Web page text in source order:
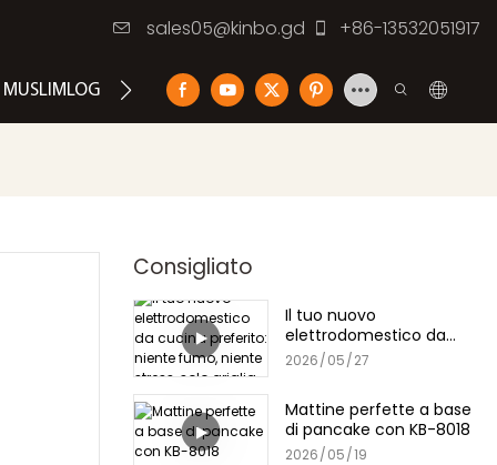
sales05@kinbo.gd +86-13532051917
MUSLIMLOG CONTATTACI
Consigliato
Il tuo nuovo
elettrodomestico da
cucina preferito: niente
2026 05 27
Mattine perfette a base
di pancake con KB-8018
2026 05 19